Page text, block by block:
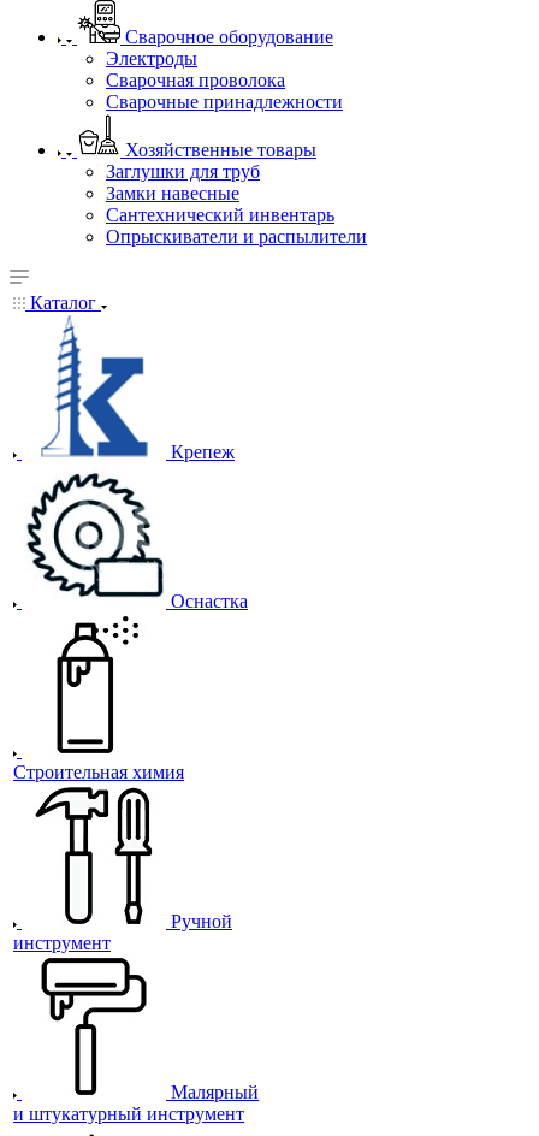
Сварочное оборудование
Электроды
Сварочная проволока
Сварочные принадлежности
Хозяйственные товары
Заглушки для труб
Замки навесные
Сантехнический инвентарь
Опрыскиватели и распылители
Каталог
Крепеж
Оснастка
Строительная химия
Ручной
инструмент
Малярный
и штукатурный инструмент